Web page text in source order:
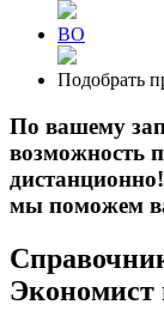
ВО
Подобрать
По вашему
возможность
мы поможем
Экономист